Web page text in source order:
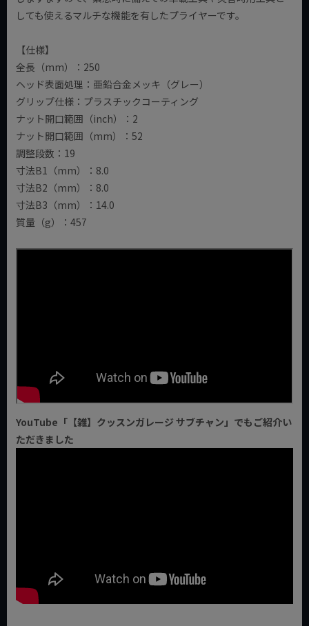
しても使えるマルチな機能を有したプライヤーです。
【仕様】
全長（mm）：250
ヘッド表面処理：亜鉛合金メッキ（グレー）
グリップ仕様：プラスチックコーティング
ナット開口範囲（inch）：2
ナット開口範囲（mm）：52
調整段数：19
寸法B1（mm）：8.0
寸法B2（mm）：8.0
寸法B3（mm）：14.0
質量（g）：457
YouTube「【雑】クッスンガレージ サブチャン」でもご紹介い
ただきました